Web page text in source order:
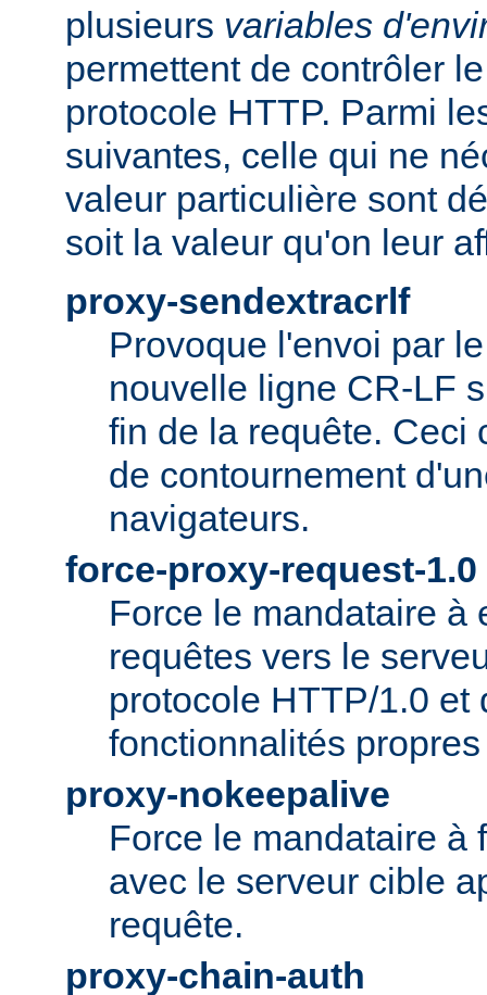
plusieurs variables
permettent de contrôler
protocole HTTP. Parmi
suivantes, celle qui ne
valeur particulière sont
soit la valeur qu'on leur
proxy-sendextracrlf
Provoque l'envoi par
nouvelle ligne CR-LF
fin de la requête. Ceci
de contournement
navigateurs.
force-proxy-request-1.0
Force le mandataire à
requêtes vers le
protocole HTTP/1.0 et
fonctionnalités
proxy-nokeepalive
Force le mandataire à
avec le serveur cible
requête.
proxy-chain-auth